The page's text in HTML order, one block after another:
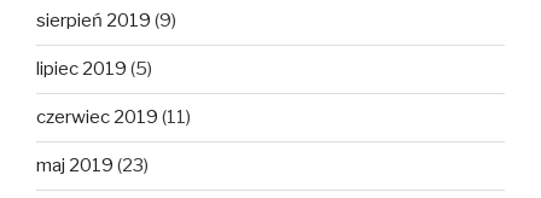
sierpień 2019 (9)
lipiec 2019 (5)
czerwiec 2019 (11)
maj 2019 (23)